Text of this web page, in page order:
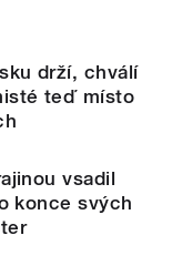
drží, chválí
teď místo
vsadil
konce svých